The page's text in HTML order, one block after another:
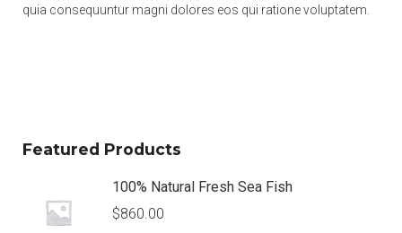
quia consequuntur magni dolores eos qui ratione voluptatem.
Featured Products
100% Natural Fresh Sea Fish
$860.00